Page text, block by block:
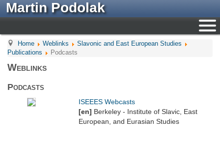
Martin Podolak
Home Weblinks
Slavonic and East European Studies
Publications
Podcasts
Weblinks
Podcasts
ISEEES Webcasts
[en] Berkeley - Institute of Slavic, East
European, and Eurasian Studies